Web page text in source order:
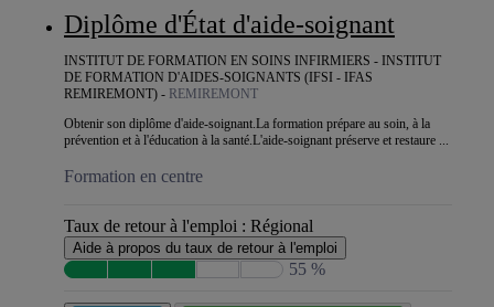
Diplôme d'État d'aide-soignant
INSTITUT DE FORMATION EN SOINS INFIRMIERS - INSTITUT
DE FORMATION D'AIDES-SOIGNANTS (IFSI - IFAS
REMIREMONT) - REMIREMONT
Obtenir son diplôme d'aide-soignant.La formation prépare au soin, à la
prévention et à l'éducation à la santé.L'aide-soignant préserve et restaure ...
Formation en centre
Taux de retour à l'emploi : Régional
Aide à propos du taux de retour à l'emploi
55 %